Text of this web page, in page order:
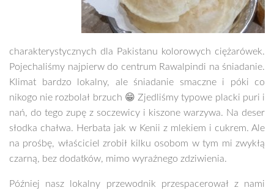
charakterystycznych dla Pakistanu kolorowych ciężarówek.
Pojechaliśmy najpierw do centrum Rawalpindi na śniadanie.
Klimat bardzo lokalny, ale śniadanie smaczne i póki co
nikogo nie rozbolał brzuch 😁 Zjedliśmy typowe placki puri i
nań, do tego zupę z soczewicy i kiszone warzywa. Na deser
słodka chałwa. Herbata jak w Kenii z mlekiem i cukrem. Ale
na prośbę, właściciel zrobił kilku osobom w tym mi zwykłą
czarną, bez dodatków, mimo wyraźnego zdziwienia.
Później nasz lokalny przewodnik przespacerował z nami